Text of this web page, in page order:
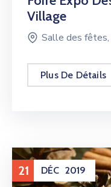
Village
Salle des fêtes,
Plus De Détails
21 DÉC 2019